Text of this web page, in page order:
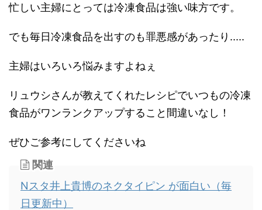
忙しい主婦にとっては冷凍食品は強い味方です。
でも毎日冷凍食品を出すのも罪悪感があったり.....
主婦はいろいろ悩みますよねぇ
リュウシさんが教えてくれたレシピでいつもの冷凍
食品がワンランクアップすること間違いなし！
ぜひご参考にしてくださいね
関連
Nスタ井上貴博のネクタイピン が面白い（毎
日更新中）